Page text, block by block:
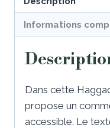
Informations
Dans cette
propose un
accessible. Le